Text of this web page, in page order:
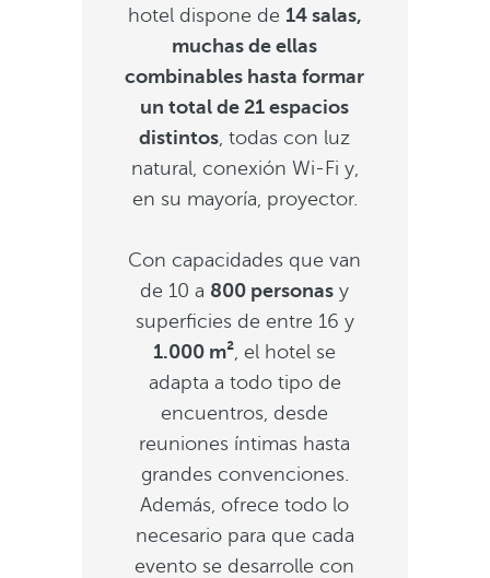
hotel dispone de 14 salas,
muchas de ellas
combinables hasta formar
un total de 21 espacios
distintos, todas con luz
natural, conexión Wi-Fi y,
en su mayoría, proyector.
Con capacidades que van
de 10 a 800 personas y
superficies de entre 16 y
1.000 m², el hotel se
adapta a todo tipo de
encuentros, desde
reuniones íntimas hasta
grandes convenciones.
Además, ofrece todo lo
necesario para que cada
evento se desarrolle con